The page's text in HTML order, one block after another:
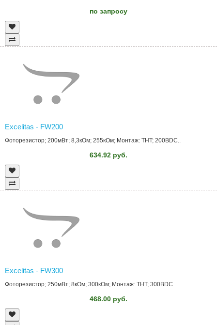
по запросу
Excelitas - FW200
Фоторезистор; 200мВт; 8,3кОм; 255кОм; Монтаж: THT; 200ВDC..
634.92 руб.
Excelitas - FW300
Фоторезистор; 250мВт; 8кОм; 300кОм; Монтаж: THT; 300ВDC..
468.00 руб.